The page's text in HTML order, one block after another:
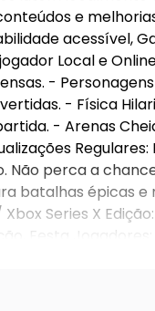
e
acessível,
Local e
-
- Física
- Arenas
Não perca a
batalhas épicas e
Series X
Festa